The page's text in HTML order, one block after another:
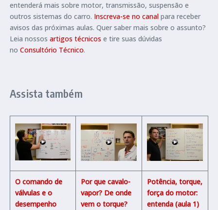
entenderá mais sobre motor, transmissão, suspensão e
outros sistemas do carro. Inscreva-se no canal para receber
avisos das próximas aulas. Quer saber mais sobre o assunto?
Leia nossos artigos técnicos e tire suas dúvidas
no Consultório Técnico.
Assista também
O comando de
válvulas e o
desempenho
Por que cavalo-
vapor? De onde
vem o torque?
Potência, torque,
força do motor:
entenda (aula 1)